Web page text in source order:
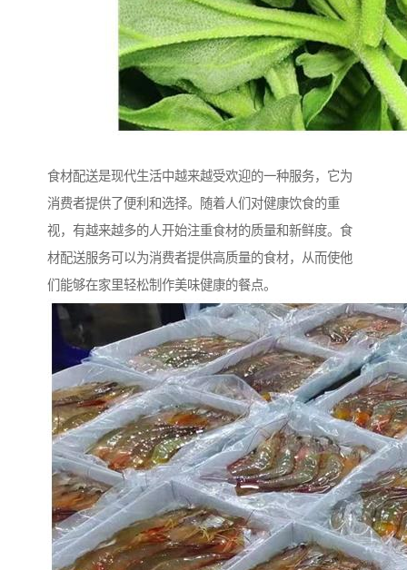
食材配送是现代生活中越来越受欢迎的一种服务，它为
消费者提供了便利和选择。随着人们对健康饮食的重
视，有越来越多的人开始注重食材的质量和新鲜度。食
材配送服务可以为消费者提供高质量的食材，从而使他
们能够在家里轻松制作美味健康的餐点。